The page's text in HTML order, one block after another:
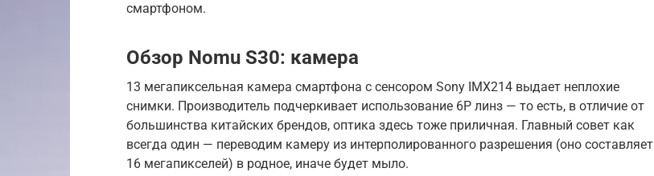
смартфоном.
Обзор Nomu S30: камера
13 мегапиксельная камера смартфона c сенсором Sony IMX214 выдает неплохие
снимки. Производитель подчеркивает использование 6P линз — то есть, в отличие от
большинства китайских брендов, оптика здесь тоже приличная. Главный совет как
всегда один — переводим камеру из интерполированного разрешения (оно составляет
16 мегапикселей) в родное, иначе будет мыло.